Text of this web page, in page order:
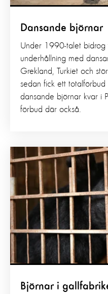
Dansande björnar
Under 1990-talet bidrog
underhållning med
Grekland, Turkiet och
sedan fick ett
dansande björnar kvar i
förbud där också.
Björnar i